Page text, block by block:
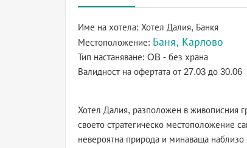
Име на хотела: Хотел Далия, Банкя
Местоположение: Баня, Карлово
Тип настаняване: OB - без храна
Валидност на офертата от 27.03 до 30.06
Хотел Далия, разположен в живописния
своето стратегическо местоположение
невероятна природа и минаваща наблизо